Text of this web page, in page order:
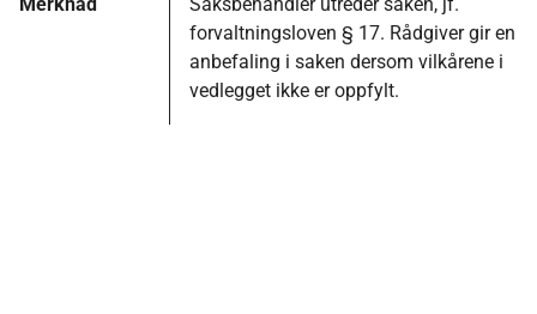
forvaltningsloven § 17. Rådgiver gir en
anbefaling i saken dersom vilkårene i
vedlegget ikke er oppfylt.